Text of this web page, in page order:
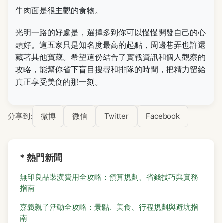
牛肉面是很主觀的食物。
光明一路的好處是，選擇多到你可以慢慢開發自己的心
頭好。這五家只是知名度最高的起點，周邊巷弄也許還
藏著其他寶藏。希望這份結合了實戰資訊和個人觀察的
攻略，能幫你省下盲目搜尋和排隊的時間，把精力留給
真正享受美食的那一刻。
分享到: 微博 微信 Twitter Facebook
* 熱門新聞
無印良品裝潢費用全攻略：預算規劃、省錢技巧與實務
指南
嘉義親子活動全攻略：景點、美食、行程規劃與避坑指
南